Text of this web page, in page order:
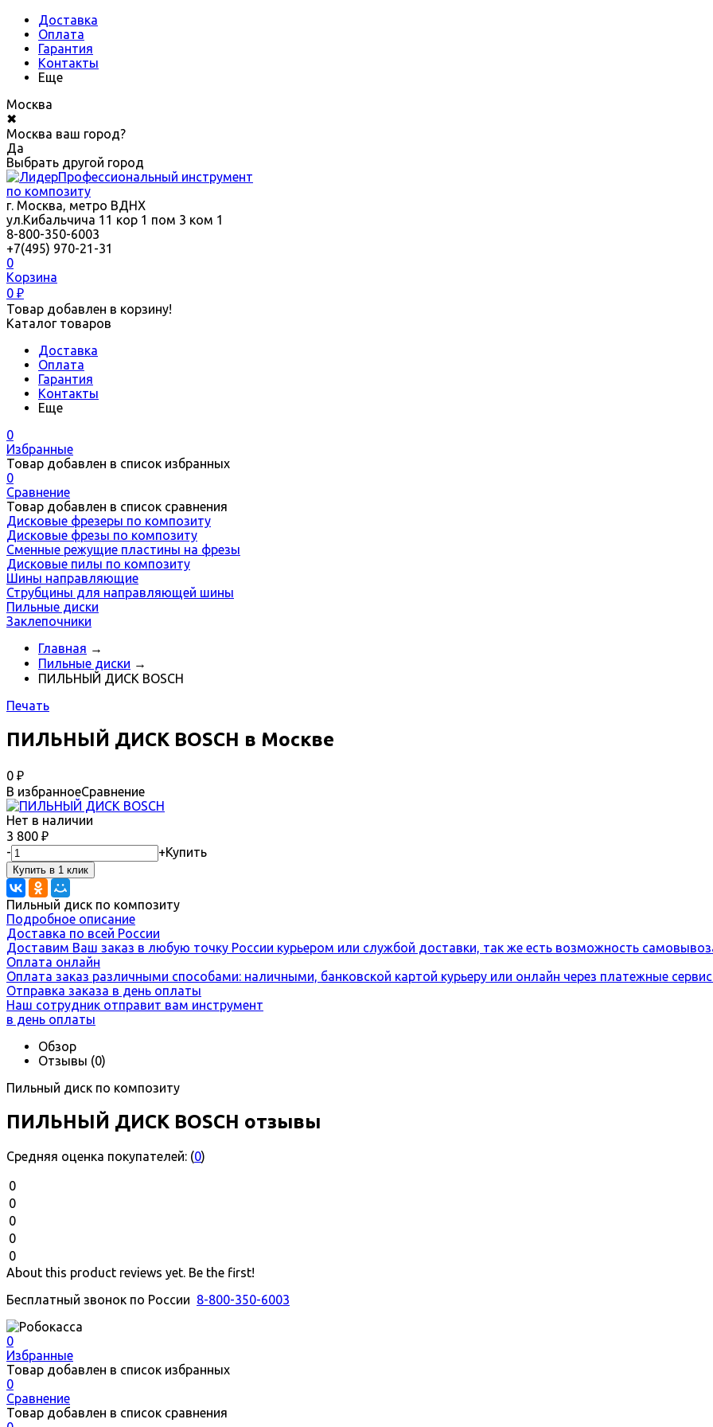
Доставка
Оплата
Гарантия
Контакты
Еще
Москва
✖
Москва ваш город?
Да
Выбрать другой город
Профессиональный инструмент
по композиту
г. Москва, метро ВДНХ
ул.Кибальчича 11 кор 1 пом 3 ком 1
8-800-350-6003
+7(495) 970-21-31
0
Корзина
0 ₽
Товар добавлен в корзину!
Каталог товаров
Доставка
Оплата
Гарантия
Контакты
Еще
0
Избранные
Товар добавлен в список избранных
0
Сравнение
Товар добавлен в список сравнения
Дисковые фрезеры по композиту
Дисковые фрезы по композиту
Сменные режущие пластины на фрезы
Дисковые пилы по композиту
Шины направляющие
Струбцины для направляющей шины
Пильные диски
Заклепочники
Главная →
Пильные диски →
ПИЛЬНЫЙ ДИСК BOSCH
Печать
ПИЛЬНЫЙ ДИСК BOSCH в Москве
0 ₽
В избранноеСравнение
Нет в наличии
3 800 ₽
-
+Купить
Пильный диск по композиту
Подробное описание
Доставка по всей России
Доставим Ваш заказ в любую точку России курьером или службой доставки, так же есть возможность
Оплата онлайн
Оплата заказ различными способами: наличными, банковской картой курьеру или онлайн через платежные
Отправка заказа в день оплаты
Наш сотрудник отправит вам инструмент
в день оплаты
Обзор
Отзывы (0)
Пильный диск по композиту
ПИЛЬНЫЙ ДИСК BOSCH отзывы
Средняя оценка покупателей: (0)
0
0
0
0
0
About this product reviews yet. Be the first!
Бесплатный звонок по России 8-800-350-6003
0
Избранные
Товар добавлен в список избранных
0
Сравнение
Товар добавлен в список сравнения